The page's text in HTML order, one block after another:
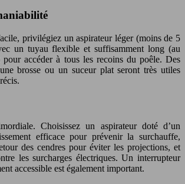
privilégiez un aspirateur léger (moins de 5
un tuyau flexible et suffisamment long (au
accéder à tous les recoins du poêle. Des
brosse ou un suceur plat seront très utiles
Choisissez un aspirateur doté d’un
efficace pour prévenir la surchauffe,
des cendres pour éviter les projections, et
les surcharges électriques. Un interrupteur
accessible est également important.